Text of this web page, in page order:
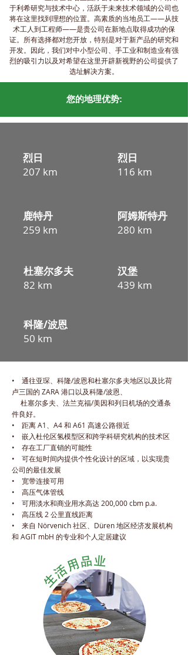
于利希研究与技术中心，活跃于未来技术领域的公司也
将在这里找到理想的位置。高素质的当地员工——从技
术工人到工程师——是贵公司在新地点取得成功的保
证。所有选择都对您开放，特别是对于新产品的研究和
开发。因此，我们对中小型公司、手工业和制造业有强
烈的吸引力以及对希望在这里开辟新视野的公司提供了
选址解决方案。
烈日
116 km
烈日
207 km
鹿特丹
259 km
阿姆斯特丹
280 km
杜塞尔多夫
82 km
汉堡
439 km
科隆/波恩
50 km
• 通往亚琛、科隆/波恩和杜塞尔多夫地区以及比荷
卢三国的 ZARA 港口以及科隆/波恩、
杜塞尔多夫、法兰克福/美因和列日机场的交通条
件良好。
• 距离 A1、A4 和 A61 高速公路很近
• 嵌入杜伦区氢模型区和跨学科研究机构的技术区
• 存在工厂直销的可能性
• 可在短时间内提供个性化设计的区域，以实现贵
公司的最佳发展
• 宽带连接可用
• 高压气体管线
• 可用淡水和商业用水高达 200,000 cbm p.a.
• 高压线 2 公里直线距离
• 来自 Nörvenich 社区、Düren 地区经济发展机构
和 AGIT mbH 的专业和个人定居建议
您的地理优势: